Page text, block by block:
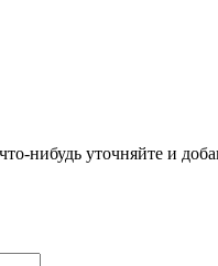
нибудь уточняйте и